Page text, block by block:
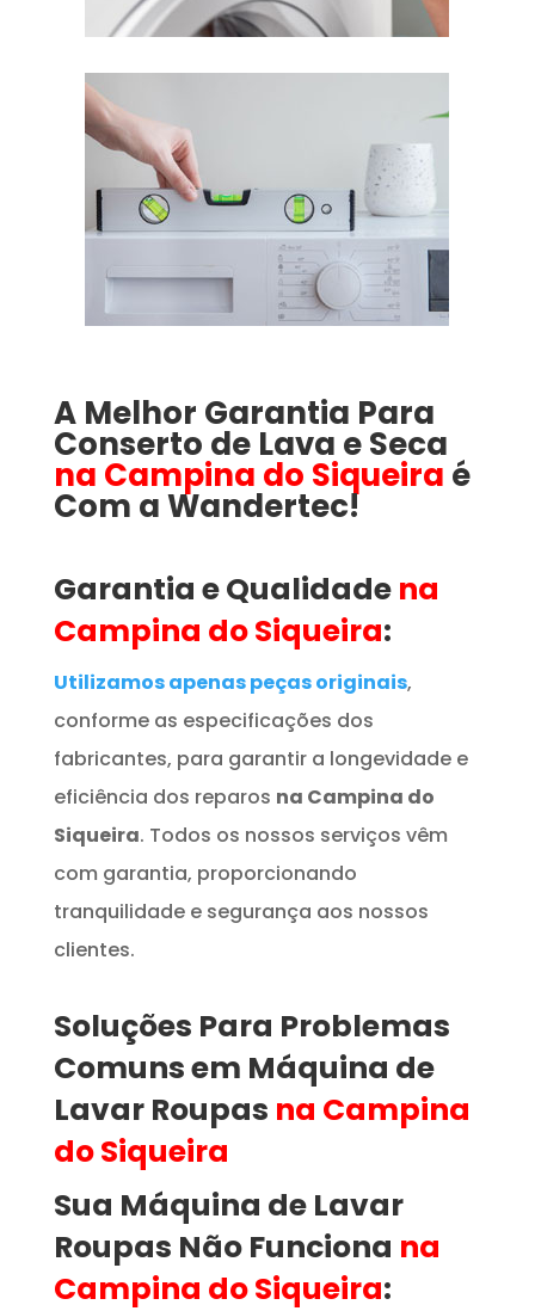
A Melhor Garantia Para
Conserto de Lava e Seca
na Campina do Siqueira é
Com a Wandertec!
Garantia e Qualidadena
Campina do Siqueira:
Utilizamos apenas peças originais,
conforme as especificações dos
fabricantes, para garantir a longevidade e
eficiência dos reparos na Campina do
Siqueira. Todos os nossos serviços vêm
com garantia, proporcionando
tranquilidade e segurança aos nossos
clientes.
Soluções Para Problemas
Comuns em Máquina de
Lavar Roupas na Campina
do Siqueira
Sua Máquina de Lavar
Roupas Não Funciona na
Campina do Siqueira: